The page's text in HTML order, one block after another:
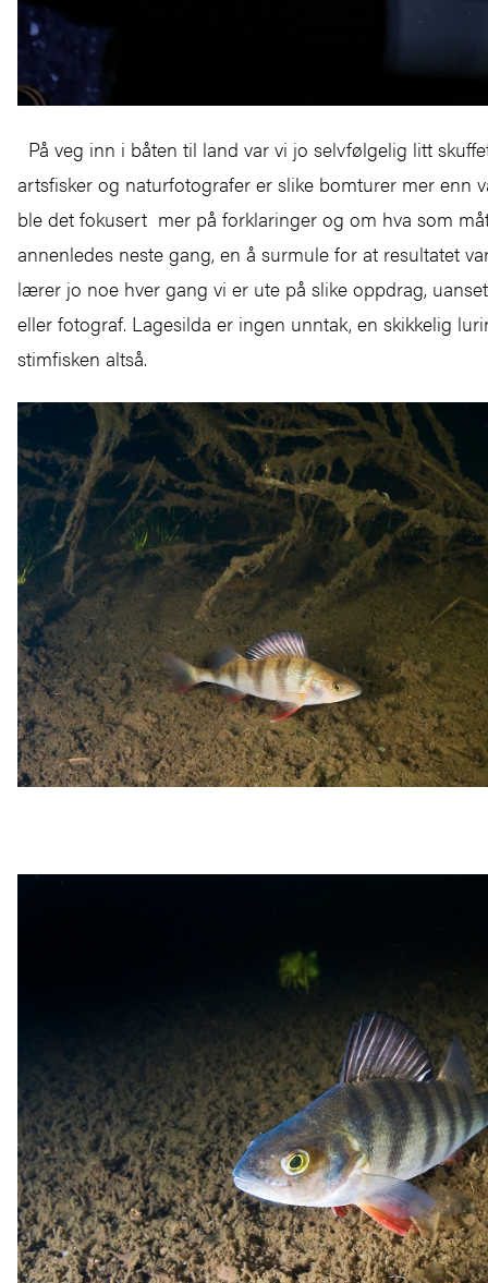
På veg inn i båten til land var vi jo selvfølgelig litt
artsfisker og naturfotografer er slike bomturer mer enn
ble det fokusert mer på forklaringer og om hva som
annenledes neste gang, en å surmule for at resultatet
lærer jo noe hver gang vi er ute på slike oppdrag,
eller fotograf. Lagesilda er ingen unntak, en skikkelig
stimfisken altså.